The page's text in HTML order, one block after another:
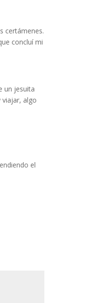
certámenes.
concluí mi
un jesuita
algo
el